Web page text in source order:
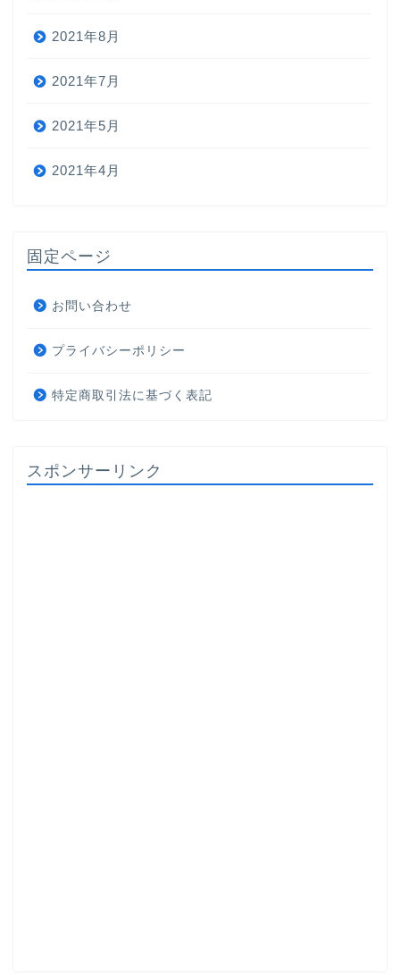
2021年8月
2021年7月
2021年5月
2021年4月
固定ページ
お問い合わせ
プライバシーポリシー
特定商取引法に基づく表記
スポンサーリンク